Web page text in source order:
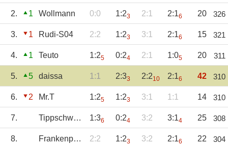
2. 1 Wollmann 0:0 1:23 2:1 2:16 20 326
3. 1 Rudi-S04 2:2 1:23 3:1 2:16 15 321
4. 1 Teuto 1:25 0:24 2:1 1:05 20 311
5. 5 daissa 1:1 2:33 2:210 2:16 42 310
6. 2 Mr.T 1:25 1:23 3:1 1:1 14 310
7. Tippschwester 1:36 0:24 3:2 3:14 25 308
8. Frankenpower 2:2 1:23 3:2 2:16 22 304